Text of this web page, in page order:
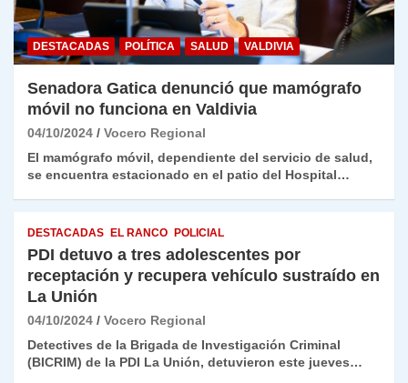
DESTACADAS POLÍTICA SALUD VALDIVIA
Senadora Gatica denunció que mamógrafo
móvil no funciona en Valdivia
04/10/2024
Vocero Regional
El mamógrafo móvil, dependiente del servicio de salud,
se encuentra estacionado en el patio del Hospital…
DESTACADAS EL RANCO POLICIAL
PDI detuvo a tres adolescentes por
receptación y recupera vehículo sustraído en
La Unión
04/10/2024
Vocero Regional
Detectives de la Brigada de Investigación Criminal
(BICRIM) de la PDI La Unión, detuvieron este jueves…